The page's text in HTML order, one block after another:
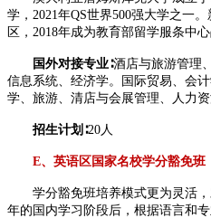
学，2021年QS世界500强大学之一
区，2018年成为教育部留学服条中心
国外对接专业∶酒店与旅游管理
信息系统、经济学。国际贸易、会
学、旅游、清店与会展管理、人力
招生计划∶20人
E、英语区国家名校学分豁免班
学分豁免班培养模式更为灵活，
年的国内学习阶段后，根据语言和